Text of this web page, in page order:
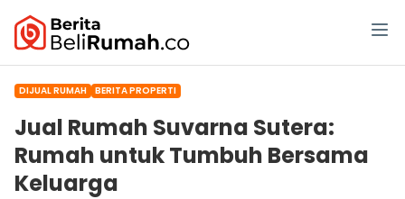
DIJUAL RUMAH BERITA PROPERTI
Jual Rumah Suvarna Sutera:
Rumah untuk Tumbuh Bersama
Keluarga